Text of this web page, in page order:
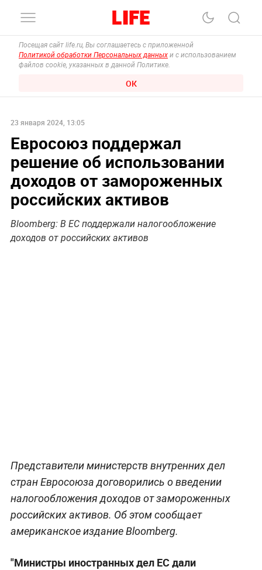
Посещая сайт life.ru, Вы соглашаетесь с приложенной
Политикой обработки Персональных данных и с использованием
файлов cookie, указанных в данной Политике.
ОК
23 января 2024, 13:05
Евросоюз поддержал
решение об использовании
доходов от замороженных
российских активов
Bloomberg: В ЕС поддержали налогообложение
доходов от российских активов
Представители министерств внутренних дел
стран Евросоюза договорились о введении
налогообложения доходов от замороженных
российских активов. Об этом сообщает
американское издание Bloomberg.
"Министры иностранных дел ЕС дали